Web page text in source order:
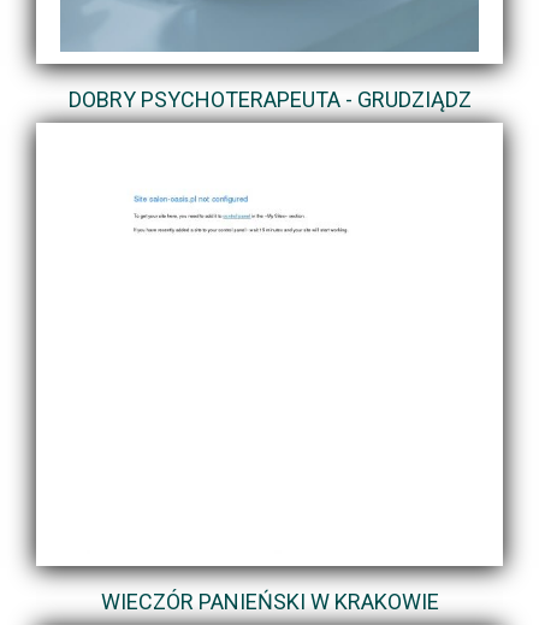
DOBRY PSYCHOTERAPEUTA - GRUDZIĄDZ
WIECZÓR PANIEŃSKI W KRAKOWIE